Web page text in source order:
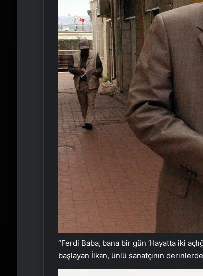
“Ferdi Baba, bana bir gün ‘Hayatta iki
başlayan İlkan, ünlü sanatçının